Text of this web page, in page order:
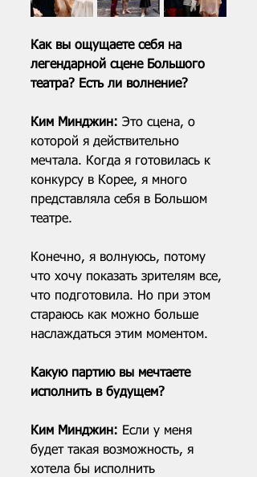
Как вы ощущаете себя на
легендарной сцене Большого
театра? Есть ли волнение?
Ким Минджин: Это сцена, о
которой я действительно
мечтала. Когда я готовилась к
конкурсу в Корее, я много
представляла себя в Большом
театре.
Конечно, я волнуюсь, потому
что хочу показать зрителям все,
что подготовила. Но при этом
стараюсь как можно больше
наслаждаться этим моментом.
Какую партию вы мечтаете
исполнить в будущем?
Ким Минджин: Если у меня
будет такая возможность, я
хотела бы исполнить